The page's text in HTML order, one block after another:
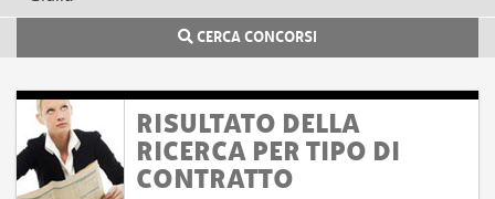
CERCA CONCORSI
RISULTATO DELLA
RICERCA PER TIPO DI
CONTRATTO